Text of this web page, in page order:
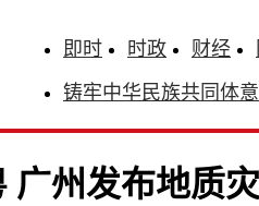
即时 时政 财经
铸牢中华民族共同体
广州发布地质